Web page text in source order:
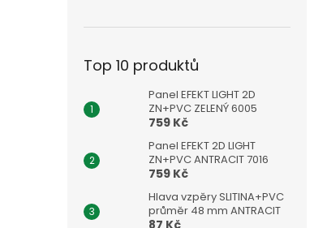
Top 10 produktů
Panel EFEKT LIGHT 2D
ZN+PVC ZELENÝ 6005
759 Kč
Panel EFEKT 2D LIGHT
ZN+PVC ANTRACIT 7016
759 Kč
Hlava vzpěry SLITINA+PVC
průměr 48 mm ANTRACIT
87 Kč